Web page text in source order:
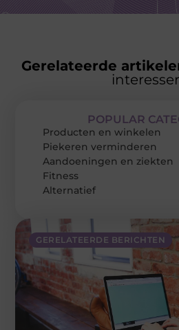
Gerelateerde
GERELATEERDE BERICHTEN
POPULAR
Producten en winkelen
Piekeren verminderen
Aandoeningen en ziekten
Fitness
Alternatief